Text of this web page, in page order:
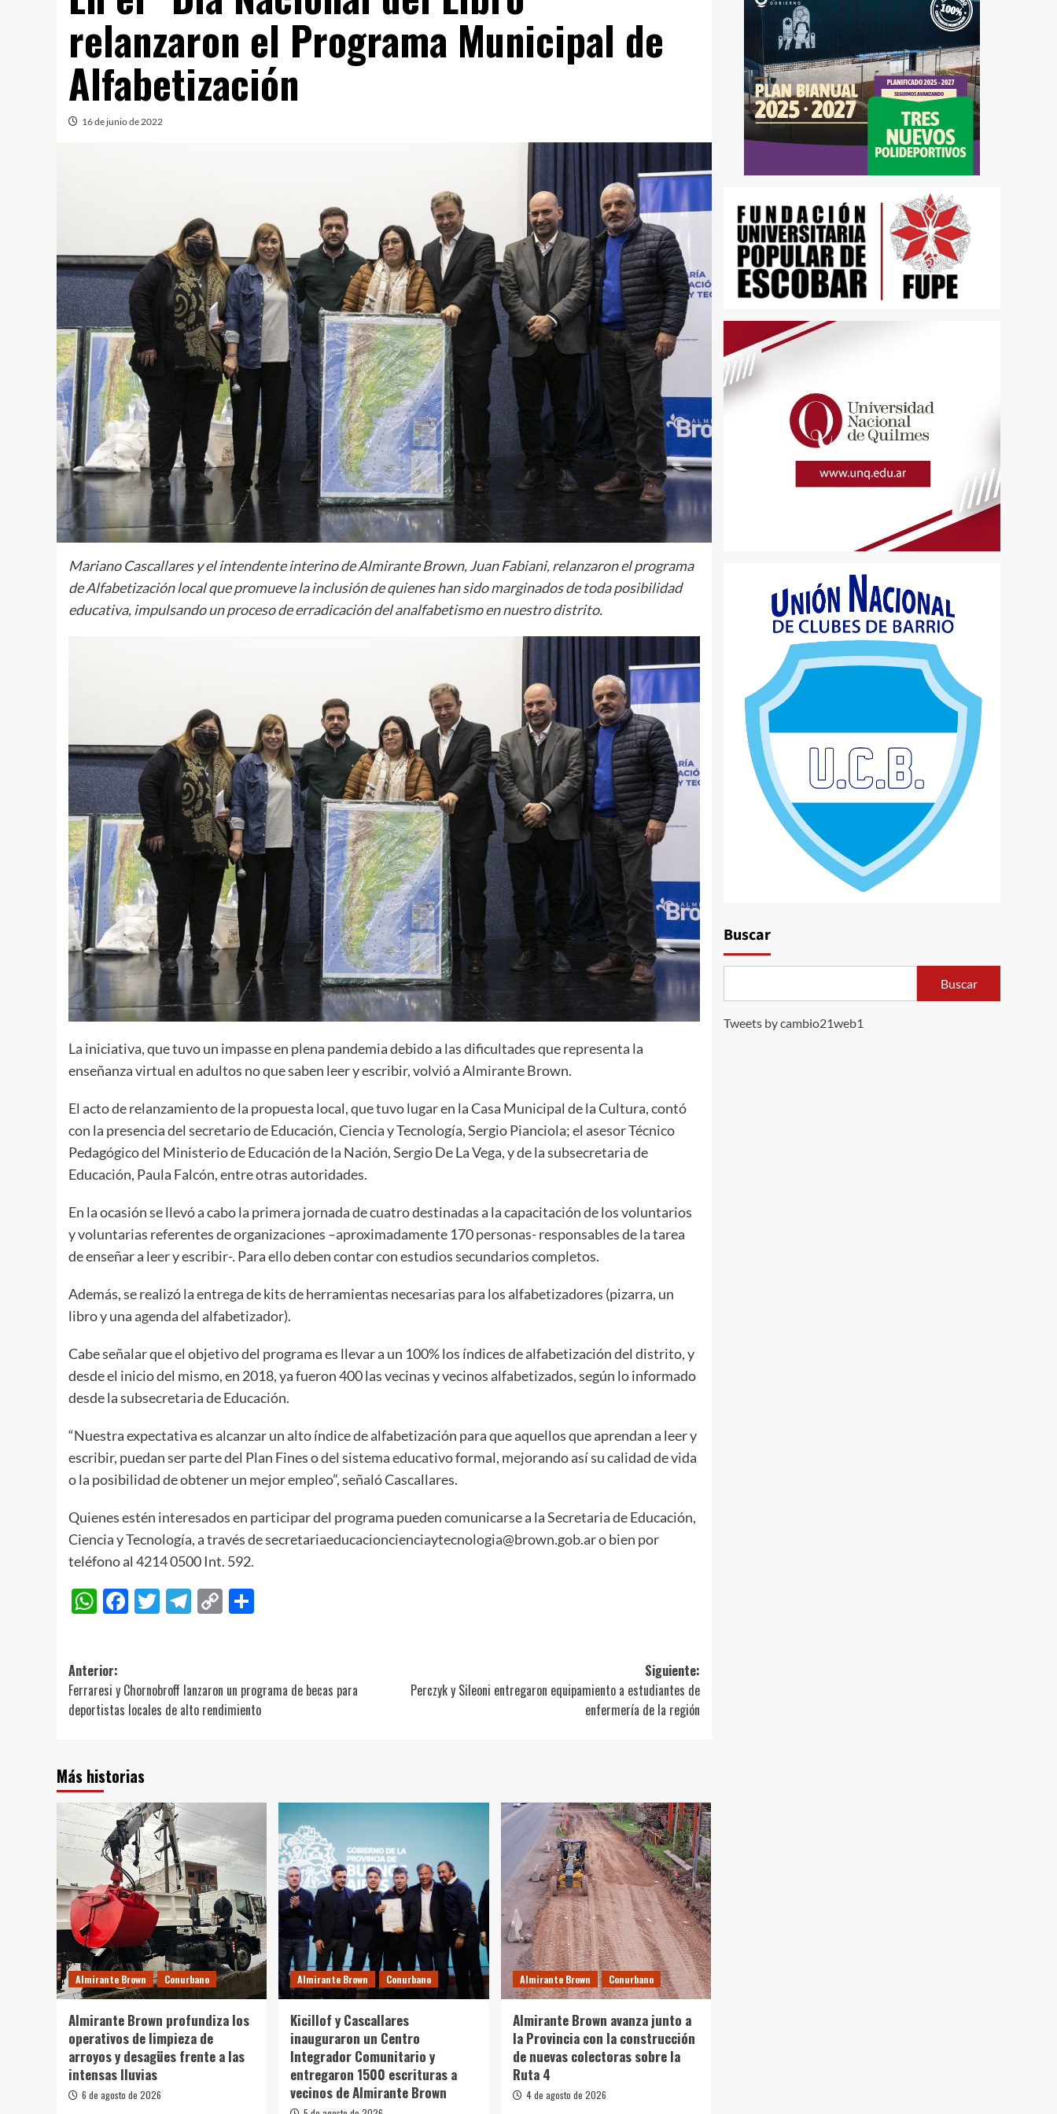
relanzaron el Programa Municipal de
Alfabetización
16 de junio de 2022
Mariano Cascallares y el intendente interino de Almirante Brown, Juan Fabiani, relanzaron el programa
de Alfabetización local que promueve la inclusión de quienes han sido marginados de toda posibilidad
educativa, impulsando un proceso de erradicación del analfabetismo en nuestro distrito.
La iniciativa, que tuvo un impasse en plena pandemia debido a las dificultades que representa la
enseñanza virtual en adultos no que saben leer y escribir, volvió a Almirante Brown.
El acto de relanzamiento de la propuesta local, que tuvo lugar en la Casa Municipal de la Cultura, contó
con la presencia del secretario de Educación, Ciencia y Tecnología, Sergio Pianciola; el asesor Técnico
Pedagógico del Ministerio de Educación de la Nación, Sergio De La Vega, y de la subsecretaria de
Educación, Paula Falcón, entre otras autoridades.
En la ocasión se llevó a cabo la primera jornada de cuatro destinadas a la capacitación de los voluntarios
y voluntarias referentes de organizaciones –aproximadamente 170 personas- responsables de la tarea
de enseñar a leer y escribir-. Para ello deben contar con estudios secundarios completos.
Además, se realizó la entrega de kits de herramientas necesarias para los alfabetizadores (pizarra, un
libro y una agenda del alfabetizador).
Cabe señalar que el objetivo del programa es llevar a un 100% los índices de alfabetización del distrito, y
desde el inicio del mismo, en 2018, ya fueron 400 las vecinas y vecinos alfabetizados, según lo informado
desde la subsecretaria de Educación.
“Nuestra expectativa es alcanzar un alto índice de alfabetización para que aquellos que aprendan a leer y
escribir, puedan ser parte del Plan Fines o del sistema educativo formal, mejorando así su calidad de vida
o la posibilidad de obtener un mejor empleo”, señaló Cascallares.
Quienes estén interesados en participar del programa pueden comunicarse a la Secretaria de Educación,
Ciencia y Tecnología, a través de secretariaeducacioncienciaytecnologia@brown.gob.ar o bien por
teléfono al 4214 0500 Int. 592.
WhatsApp
Facebook
Twitter
Telegram
Copy
Navegación
de
entradas
Anterior:
Ferraresi y Chornobroff lanzaron un programa de becas para
deportistas locales de alto rendimiento
Siguiente:
Perczyk y Sileoni entregaron equipamiento a estudiantes de
enfermería de la región
Más historias
Almirante Brown Conurbano
Almirante Brown profundiza los
operativos de limpieza de
arroyos y desagües frente a las
intensas lluvias
6 de agosto de 2026
Almirante Brown Conurbano
Kicillof y Cascallares
inauguraron un Centro
Integrador Comunitario y
entregaron 1500 escrituras a
vecinos de Almirante Brown
Almirante Brown Conurbano
Almirante Brown avanza junto a
la Provincia con la construcción
de nuevas colectoras sobre la
Ruta 4
4 de agosto de 2026
Buscar
Buscar
Tweets by cambio21web1